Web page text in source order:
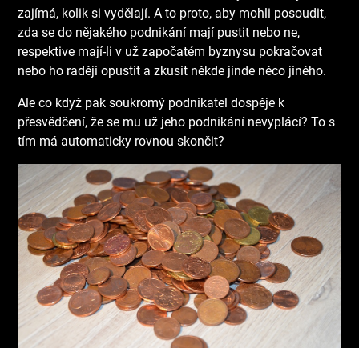
zajímá, kolik si vydělají. A to proto, aby mohli posoudit,
zda se do nějakého podnikání mají pustit nebo ne,
respektive mají-li v už započatém byznysu pokračovat
nebo ho raději opustit a zkusit někde jinde něco jiného.
Ale co když pak soukromý podnikatel dospěje k
přesvědčení, že se mu už jeho podnikání nevyplácí? To s
tím má automaticky rovnou skončit?